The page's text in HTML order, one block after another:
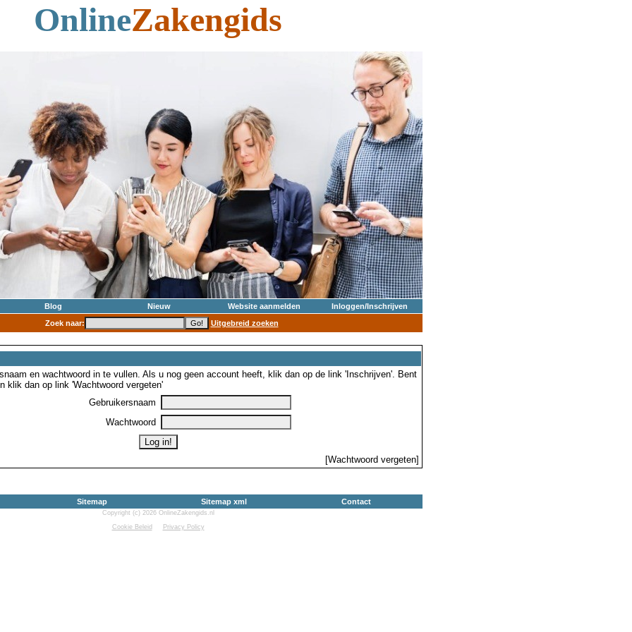
OnlineZakengids
Blog Nieuw Website aanmelden
Inloggen/Inschrijven
Zoek naar:
Uitgebreid zoeken
en wachtwoord in te vullen. Als u nog geen account heeft, klik dan op de link 'Inschrijven'. Bent
klik dan op link 'Wachtwoord vergeten'
Gebruikersnaam
Wachtwoord
[Wachtwoord vergeten]
Sitemap Sitemap xml Contact
Copyright (c) 2026 OnlineZakengids.nl
Cookie Beleid
Privacy Policy